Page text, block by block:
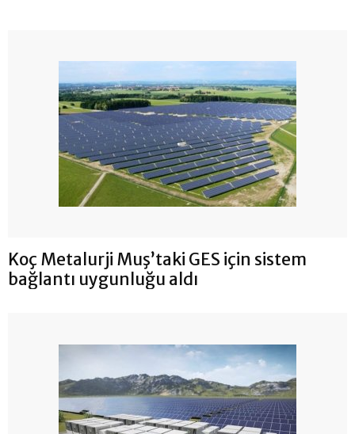
Koç Metalurji Muş’taki GES için sistem
bağlantı uygunluğu aldı